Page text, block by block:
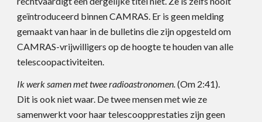
geïntroduceerd binnen CAMRAS. Er is geen melding
gemaakt van haar in de bulletins die zijn opgesteld om
CAMRAS-vrijwilligers op de hoogte te houden van alle
telescoopactiviteiten.
Ik werk samen met twee radioastronomen.(Om 2:41).
Dit is ook niet waar. De twee mensen met wie ze
samenwerkt voor haar telescoopprestaties zijn geen